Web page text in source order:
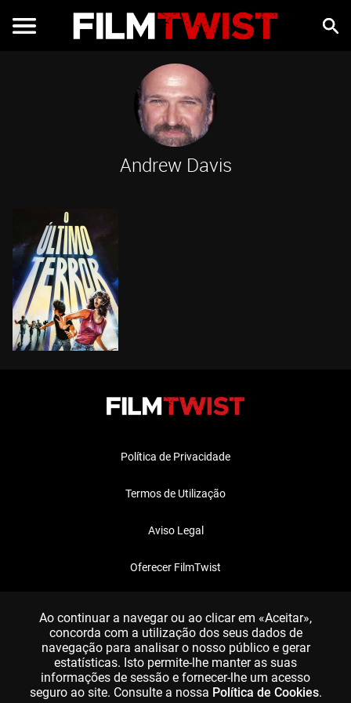
Andrew Davis
Política de Privacidade
Termos de Utilização
Aviso Legal
Oferecer FilmTwist
Ao continuar a navegar ou ao clicar em «Aceitar»,
concorda com a utilização dos seus dados de
navegação para analisar o nosso público e gerar
estatísticas. Isto permite-lhe manter as suas
informações de sessão e fornecer-lhe um acesso
seguro ao site. Consulte a nossa Política de Cookies.